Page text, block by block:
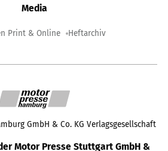
Media
Print & Online Heftarchiv
GmbH & Co. KG Verlagsgesellschaft
Motor Presse Stuttgart GmbH &